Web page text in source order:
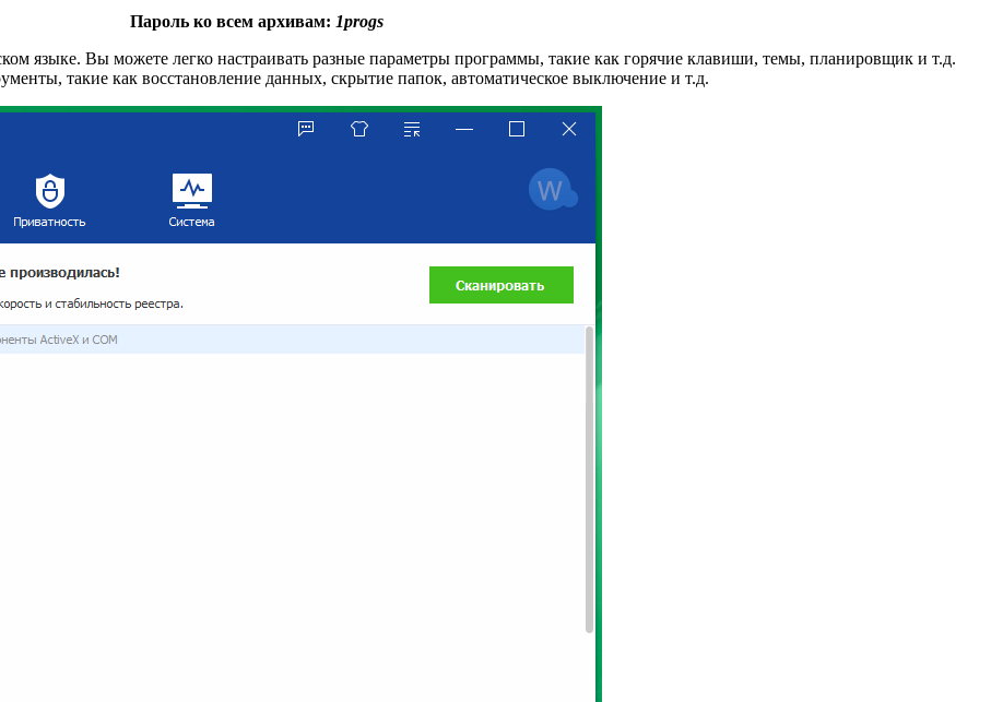
Пароль ко всем архивам: 1progs
языке. Вы можете легко настраивать разные параметры программы, такие как горячие клавиши, темы, планировщик и т.д.
такие как восстановление данных, скрытие папок, автоматическое выключение и т.д.